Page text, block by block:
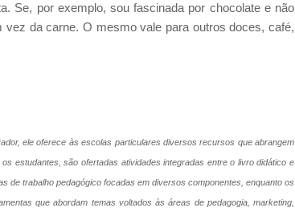
Se, por exemplo, sou fascinada por chocolate e não
da carne. O mesmo vale para outros doces, café,
ele oferece às escolas particulares diversos recursos que abrangem
estudantes, são ofertadas atividades integradas entre o livro didático e
de trabalho pedagógico focadas em diversos componentes, enquanto os
que abordam temas voltados às áreas de pedagogia, marketing,